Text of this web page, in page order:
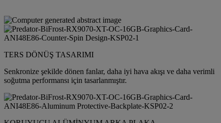
TERS DÖNÜŞ TASARIMI
Senkronize şekilde dönen fanlar, daha iyi hava akışı ve daha verimli
soğutma performansı için tasarlanmıştır.